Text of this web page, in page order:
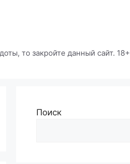
то закройте данный сайт. 18+
Поиск